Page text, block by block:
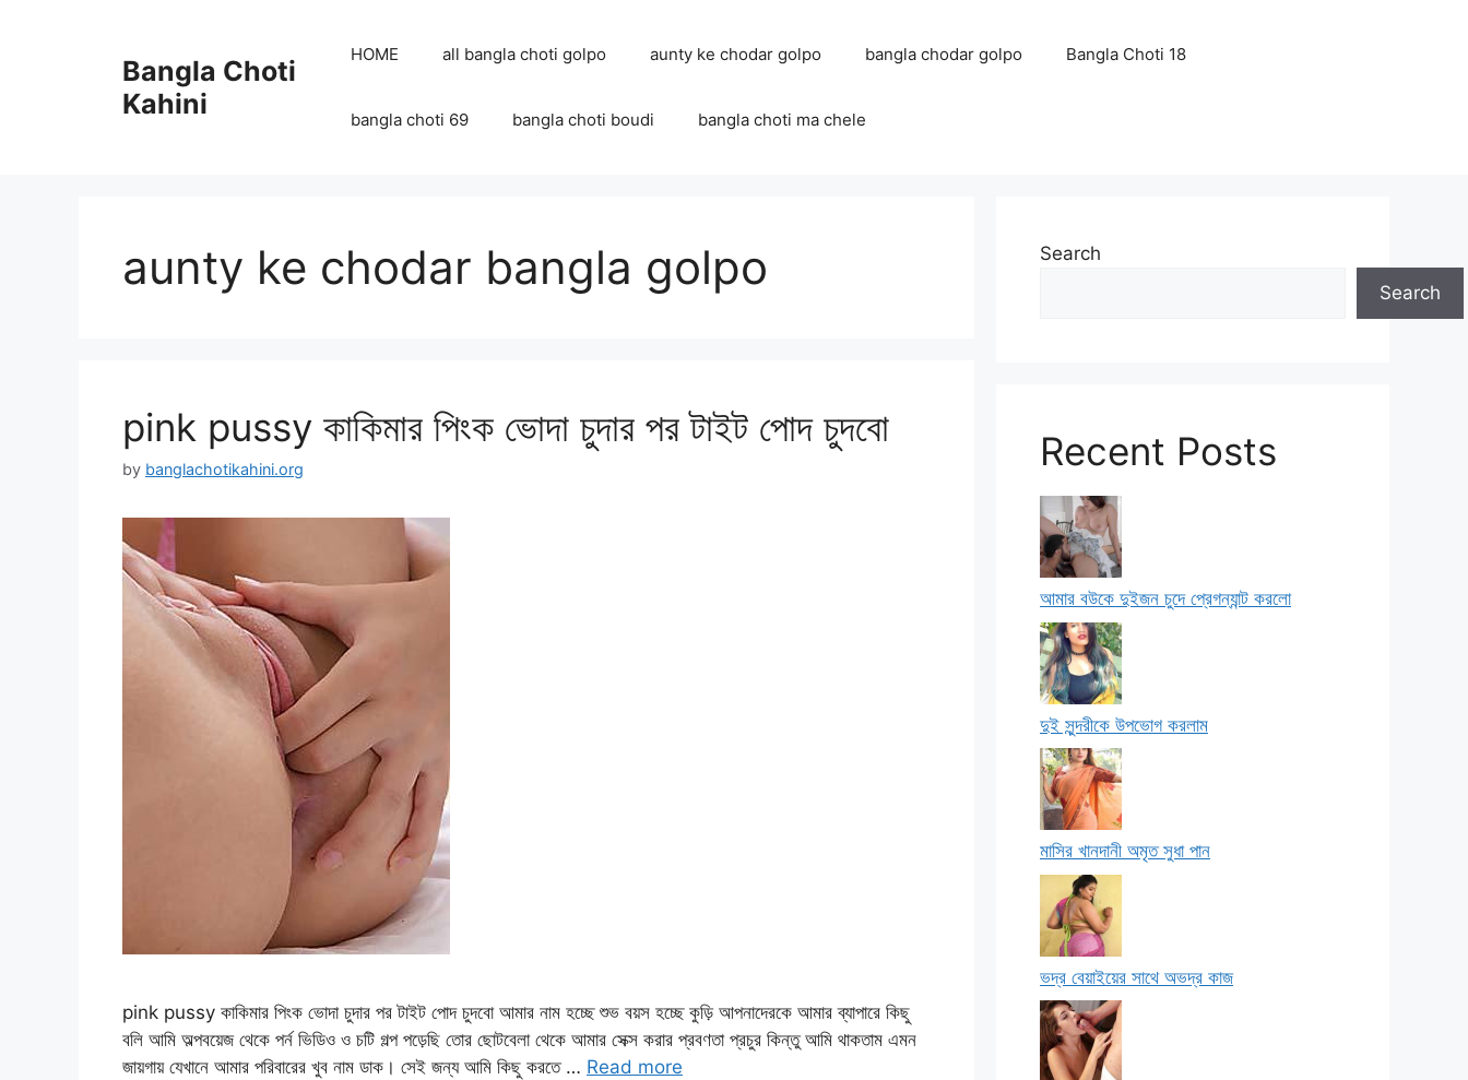
Bangla Choti
Kahini
HOME all bangla choti golpo aunty ke chodar golpo bangla chodar golpo Bangla Choti 18
bangla choti 69 bangla choti boudi bangla choti ma chele
aunty ke chodar bangla golpo
pink pussy কাকিমার পিংক ভোদা চুদার পর টাইট পোদ চুদবো
by banglachotikahini.org
pink pussy কাকিমার পিংক ভোদা চুদার পর টাইট পোদ চুদবো আমার নাম হচ্ছে শুভ বয়স হচ্ছে কুড়ি আপনাদেরকে আমার ব্যাপারে কিছু
বলি আমি অল্পবয়েজ থেকে পর্ন ভিডিও ও চটি গল্প পড়েছি তোর ছোটবেলা থেকে আমার সেক্স করার প্রবণতা প্রচুর কিন্তু আমি থাকতাম এমন
জায়গায় যেখানে আমার পরিবারের খুব নাম ডাক। সেই জন্য আমি কিছু করতে … Read more
Search
Search
Recent Posts
আমার বউকে দুইজন চুদে প্রেগন্যান্ট করলো
দুই সুন্দরীকে উপভোগ করলাম
মাসির খানদানী অমৃত সুধা পান
ভদ্র বেয়াইয়ের সাথে অভদ্র কাজ